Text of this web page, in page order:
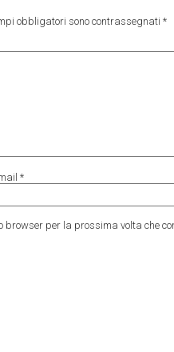
obbligatori sono contrassegnati *
*
browser per la prossima volta che